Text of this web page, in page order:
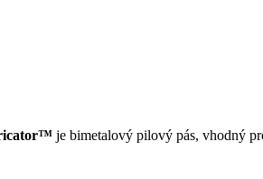
je bimetalový pilový pás, vhodný